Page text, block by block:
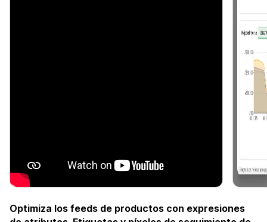
Optimiza los feeds de productos con expresiones